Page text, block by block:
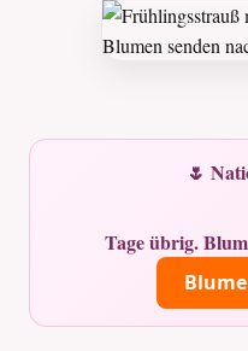
🌷
Tage übrig.